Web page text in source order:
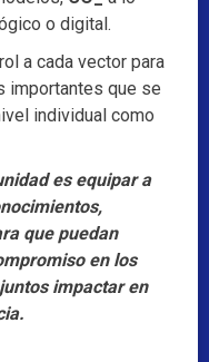
o digital.
a cada vector para
importantes que se
individual como
es equipar a
que puedan
en los
impactar en